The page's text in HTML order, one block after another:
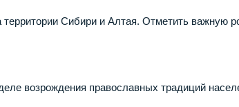
Сибири и Алтая. Отметить важную
возрождения православных традиций